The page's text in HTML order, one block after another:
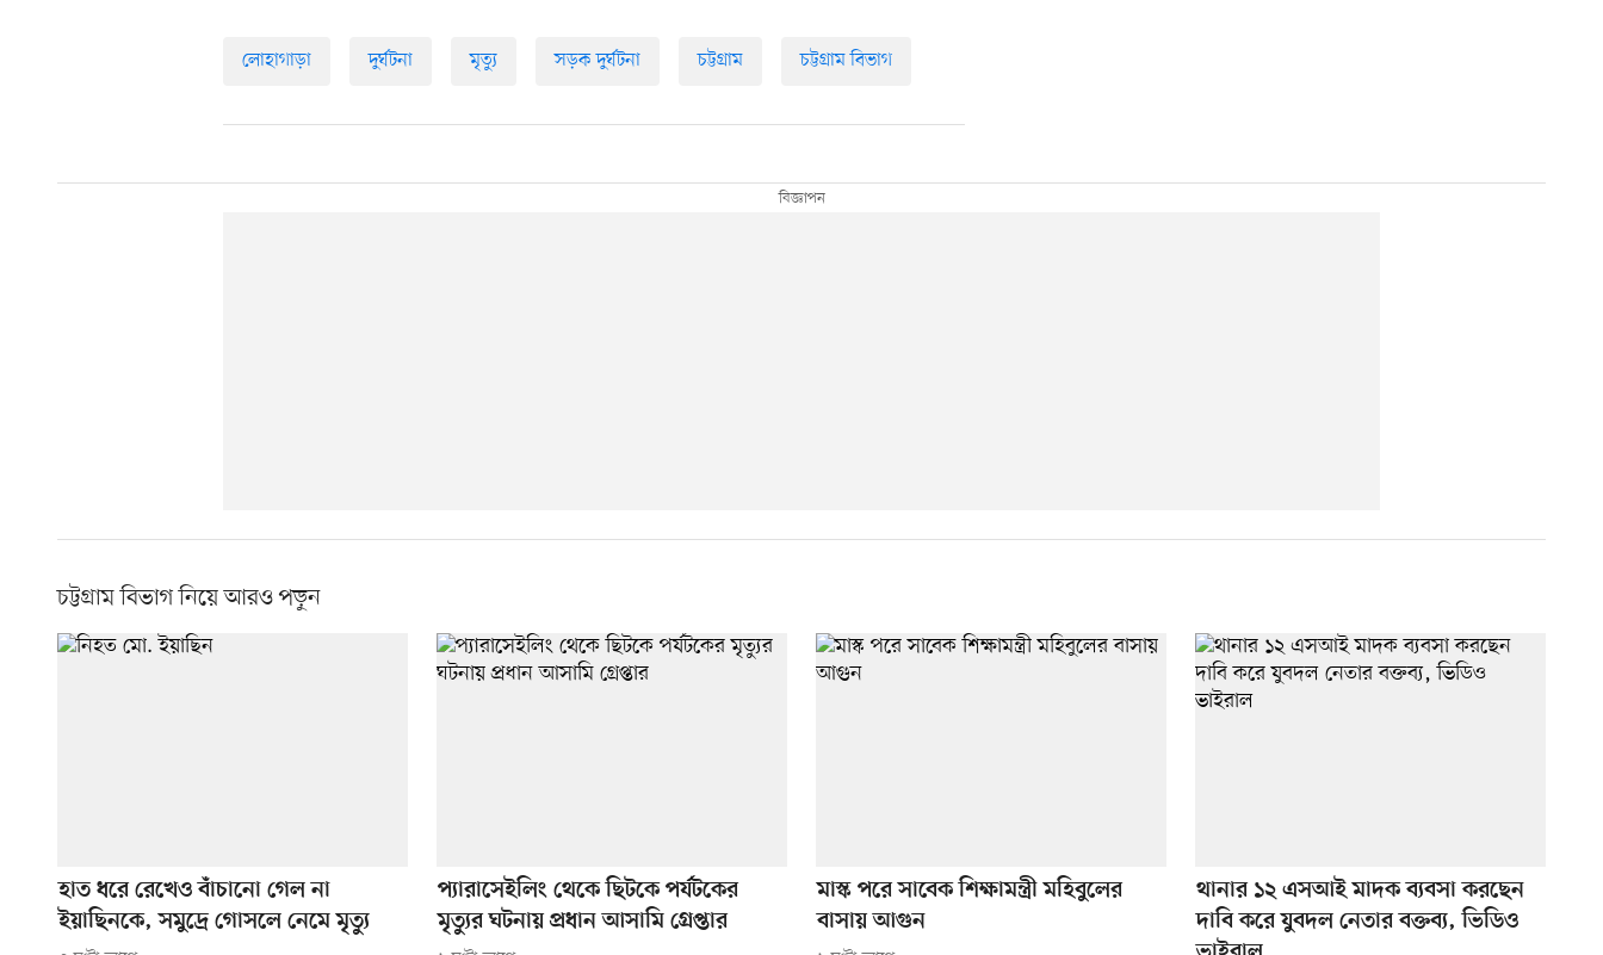
লোহাগাড়া দুর্ঘটনা মৃত্যু সড়ক দুর্ঘটনা চট্টগ্রাম চট্টগ্রাম বিভাগ
চট্টগ্রাম বিভাগ নিয়ে আরও পড়ুন
হাত ধরে রেখেও বাঁচানো গেল না
ইয়াছিনকে, সমুদ্রে গোসলে নেমে মৃত্যু
প্যারাসেইলিং থেকে ছিটকে পর্যটকের
মৃত্যুর ঘটনায় প্রধান আসামি গ্রেপ্তার
মাস্ক পরে সাবেক শিক্ষামন্ত্রী মহিবুলের
বাসায় আগুন
থানার ১২ এসআই মাদক ব্যবসা করছেন
দাবি করে যুবদল নেতার বক্তব্য, ভিডিও